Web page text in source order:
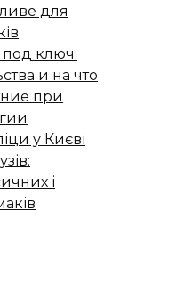
для
ключ:
и на что
при
у Києві
і